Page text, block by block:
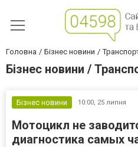
Головна Бізнес новини
Бізнес новини /
Бізнес новини 10:00, 25 липня
Мотоцикл не
диагностика самых